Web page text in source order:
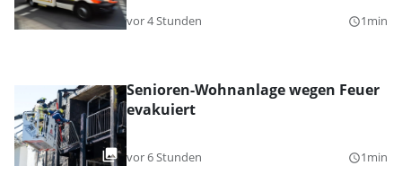
vor 4 Stunden query_builder1min
Senioren-Wohnanlage wegen Feuer
evakuiert
vor 6 Stunden query_builder1min